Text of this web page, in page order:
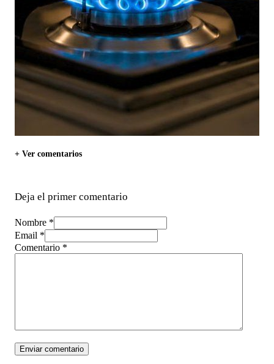
+ Ver comentarios
Deja el primer comentario
Nombre *
Email *
Comentario *